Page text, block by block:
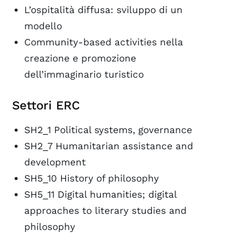
L’ospitalità diffusa: sviluppo di un
modello
Community-based activities nella
creazione e promozione
dell’immaginario turistico
Settori ERC
SH2_1 Political systems, governance
SH2_7 Humanitarian assistance and
development
SH5_10 History of philosophy
SH5_11 Digital humanities; digital
approaches to literary studies and
philosophy